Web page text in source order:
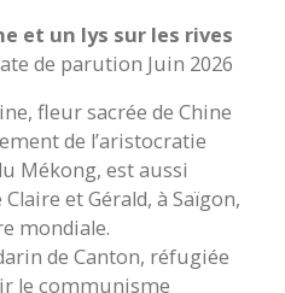
et un lys sur les rives
de parution Juin 2026
fleur sacrée de Chine
de l’aristocratie
Mékong, est aussi
et Gérald, à Saïgon,
mondiale.
de Canton, réfugiée
le communisme